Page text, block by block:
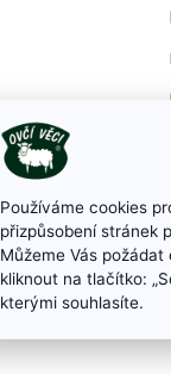
Používáme cookies
přizpůsobení stránek
Můžeme Vás
kliknout na tlačítko:
kterými souhlasíte.